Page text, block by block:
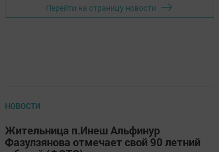
Перейти на страницу новости
НОВОСТИ
Жительница п.Инеш Альфинур
Фазулзянова отмечает свой 90 летний